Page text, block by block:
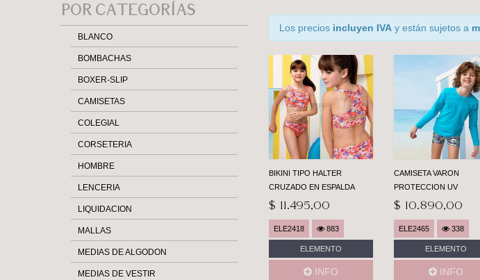
Casa Ari>
POR CATEGORÍAS
BLANCO
BOMBACHAS
BOXER-SLIP
CAMISETAS
COLEGIAL
CORSETERIA
HOMBRE
LENCERIA
LIQUIDACION
MALLAS
MEDIAS DE ALGODON
MEDIAS DE VESTIR
Los precios incluyen IVA y están sujetos a
BIKINI TIPO HALTER
CRUZADO EN ESPALDA
$ 11.495,00
ELE2418 883
ELEMENTO
INFO
CAMISETA VARON
PROTECCION UV
$ 10.890,00
ELE2465 338
ELEMENTO
INFO